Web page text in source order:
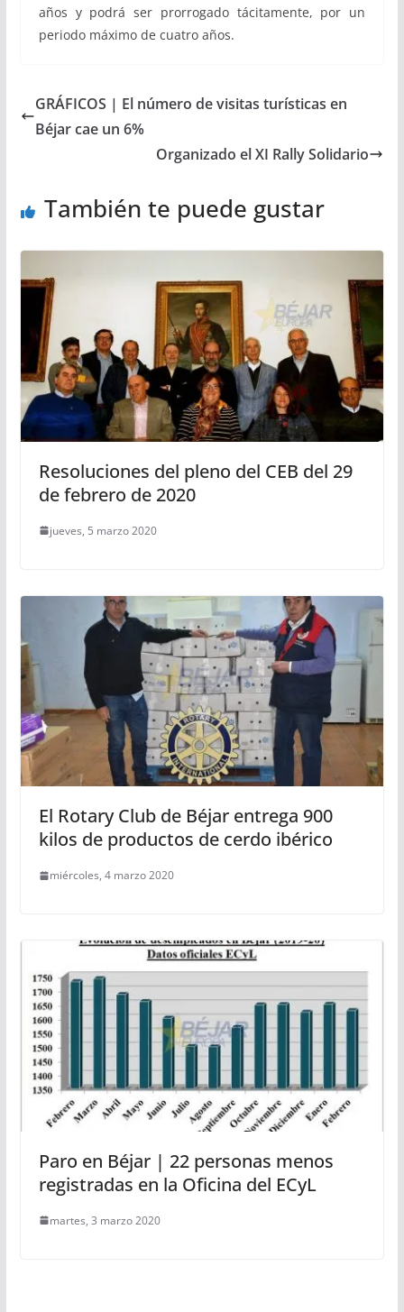
años y podrá ser prorrogado tácitamente, por un
periodo máximo de cuatro años.
GRÁFICOS | El número de visitas turísticas en
Béjar cae un 6%
Organizado el XI Rally Solidario
También te puede gustar
Resoluciones del pleno del CEB del 29
de febrero de 2020
jueves, 5 marzo 2020
El Rotary Club de Béjar entrega 900
kilos de productos de cerdo ibérico
miércoles, 4 marzo 2020
Paro en Béjar | 22 personas menos
registradas en la Oficina del ECyL
martes, 3 marzo 2020